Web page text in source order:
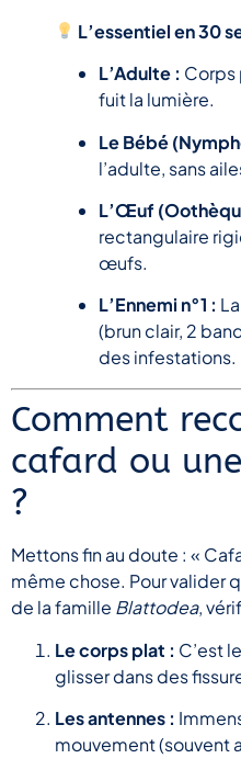
L’essentiel en 30
L’Adulte : Corps
fuit la lumière.
Le Bébé
l’adulte, sans
L’Œuf
rectangulaire
œufs.
L’Ennemi n°1 : La
(brun clair, 2
des infestations.
Comment
cafard ou
?
Mettons fin au doute : «
même chose. Pour valider
de la famille Blattodea,
Le corps plat : C’est
glisser dans des
Les antennes :
mouvement (souvent